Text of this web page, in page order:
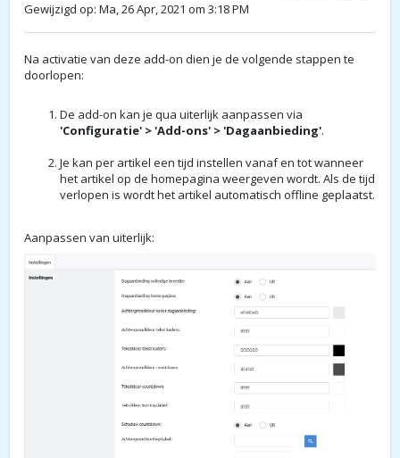
Gewijzigd op: Ma, 26 Apr, 2021 om 3:18 PM
Na activatie van deze add-on dien je de volgende stappen te
doorlopen:
De add-on kan je qua uiterlijk aanpassen via
'Configuratie' > 'Add-ons' > 'Dagaanbieding'.
Je kan per artikel een tijd instellen vanaf en tot wanneer
het artikel op de homepagina weergeven wordt. Als de tijd
verlopen is wordt het artikel automatisch offline geplaatst.
Aanpassen van uiterlijk: